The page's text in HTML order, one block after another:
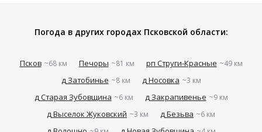
Погода в других городах Псковской области:
Псков ~68 км Печоры ~81 км рп Струги-Красные ~49 км
д Затобинье ~8 км д Носовка ~3 км
д Старая Зубовщина ~6 км д Закрапивенье ~9 км
д Выселок Жуковский ~3 км д Безьва ~6 км